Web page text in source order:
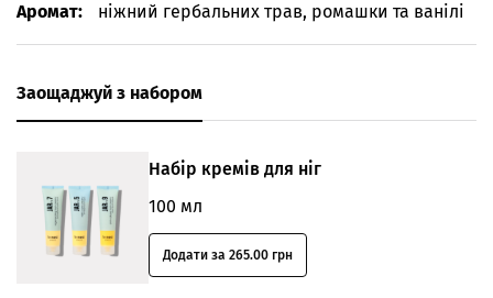
Аромат: ніжний гербальних трав, ромашки та ванілі
Заощаджуй з набором
Набір кремів для ніг
100 мл
Додати за 265.00 грн